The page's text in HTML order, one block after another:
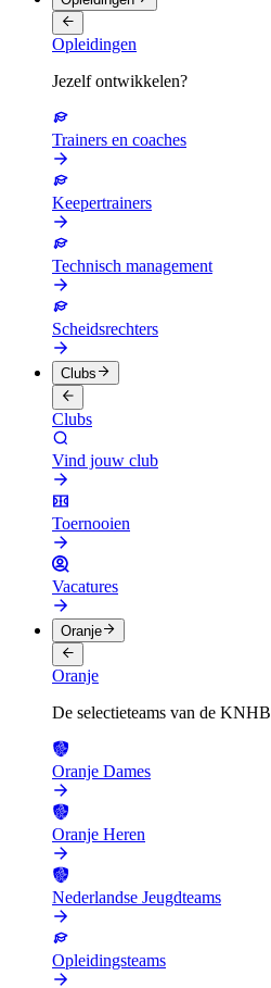
Opleidingen
Jezelf ontwikkelen?
Trainers en coaches
Keepertrainers
Technisch management
Scheidsrechters
Clubs
Clubs
Vind jouw club
Toernooien
Vacatures
Oranje
Oranje
De selectieteams van de KNHB
Oranje Dames
Oranje Heren
Nederlandse Jeugdteams
Opleidingsteams